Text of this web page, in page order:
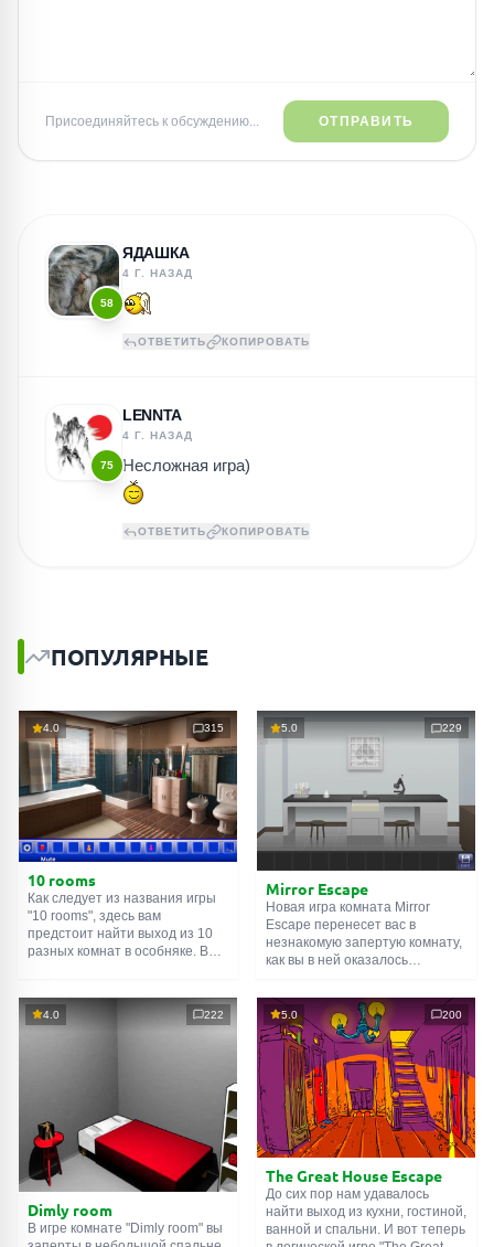
Присоединяйтесь к обсуждению... ОТПРАВИТЬ
58
ЯДАШКА
4 Г. НАЗАД
ОТВЕТИТЬ КОПИРОВАТЬ
75
LENNTA
4 Г. НАЗАД
Несложная игра)
ОТВЕТИТЬ КОПИРОВАТЬ
ПОПУЛЯРНЫЕ
4.0 315
10 rooms
Как следует из названия игры
"10 rooms", здесь вам
предстоит найти выход из 10
разных комнат в особняке. В
их, чтобы выйти. Выход из
одной комнаты является
5.0 229
Mirror Escape
Новая игра комната Mirror
Escape перенесет вас в
незнакомую запертую комнату,
как вы в ней оказалось
смекалки попробуйте решить
все, приготовленные авторами
для вас, головоломки и найти
выход на свободу.
Внимательно осмотрите
помещение, возможно вы
сможете найти какие-нибудь
подсказки. Желаем удачи!
4.0 222
Dimly room
В игре комнате "Dimly room" вы
5.0 200
The Great House Escape
До сих пор нам удавалось
найти выход из кухни, гостиной,
ванной и спальни. И вот теперь